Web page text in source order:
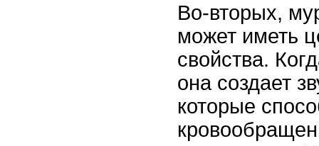
Во-вторых,
может иметь
свойства.
она создает
которые